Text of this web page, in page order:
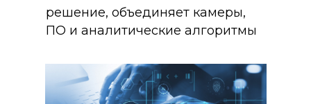
решение, объединяет камеры,
ПО и аналитические алгоритмы